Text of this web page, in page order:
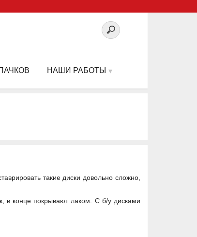
НАШИ РАБОТЫ
такие диски довольно сложно,
в конце покрывают лаком. С б/у дисками